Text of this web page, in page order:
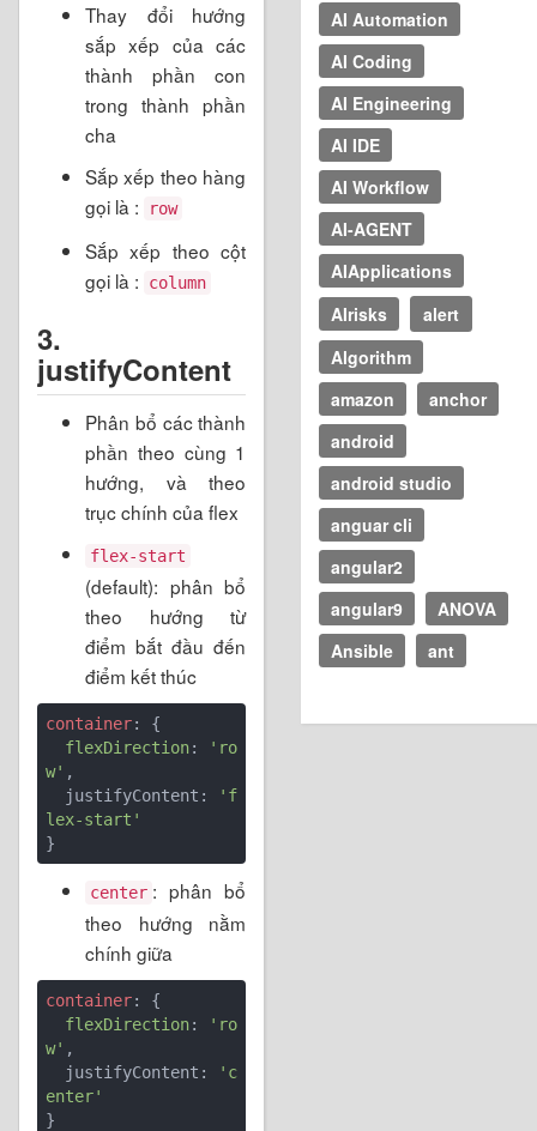
Thay đổi hướng
sắp xếp của các
thành phần con
trong thành phần
cha
Sắp xếp theo hàng
gọi là :
row
Sắp xếp theo cột
gọi là :
column
3.
justifyContent
Phân bổ các thành
phần theo cùng 1
hướng, và theo
trục chính của flex
flex-start
(default): phân bổ
theo hướng từ
điểm bắt đầu đến
điểm kết thúc
container: {
flexDirection:
'ro
w' ,
  justifyContent:
'f
lex-start'
center : phân bổ
theo hướng nằm
chính giữa
container: {
flexDirection:
'ro
w' ,
  justifyContent:
'c
enter'
AI Automation
AI Coding
AI Engineering
AI IDE
AI Workflow
AI-AGENT
AIApplications
AIrisks
alert
Algorithm
amazon
anchor
android
android studio
anguar cli
angular2
angular9
ANOVA
Ansible
ant